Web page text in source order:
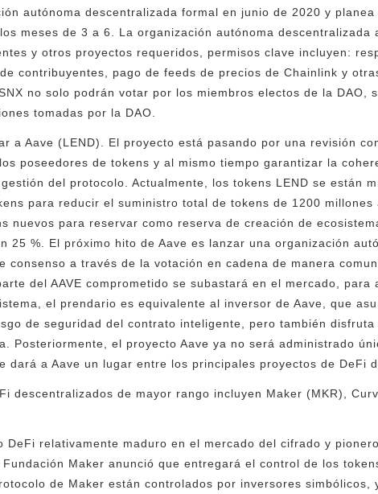
autónoma descentralizada formal en junio de 2020 y
meses de 3 a 6. La organización autónoma descentralizada
y otros proyectos requeridos, permisos clave incluyen:
contribuyentes, pago de feeds de precios de Chainlink y
no solo podrán votar por los miembros electos de la DAO,
tomadas por la DAO.
a Aave (LEND). El proyecto está pasando por una revisión
poseedores de tokens y al mismo tiempo garantizar la
del protocolo. Actualmente, los tokens LEND se están
para reducir el suministro total de tokens de 1200 millones
nuevos para reservar como reserva de creación de
25 %. El próximo hito de Aave es lanzar una organización
consenso a través de la votación en cadena de manera
del AAVE comprometido se subastará en el mercado,
el prendario es equivalente al inversor de Aave, que
de seguridad del contrato inteligente, pero también
Posteriormente, el proyecto Aave ya no será administrado
dará a Aave un lugar entre los principales proyectos de DeFi
descentralizados de mayor rango incluyen Maker (MKR),
DeFi relativamente maduro en el mercado del cifrado y
Maker anunció que entregará el control de los
de Maker están controlados por inversores simbólicos,